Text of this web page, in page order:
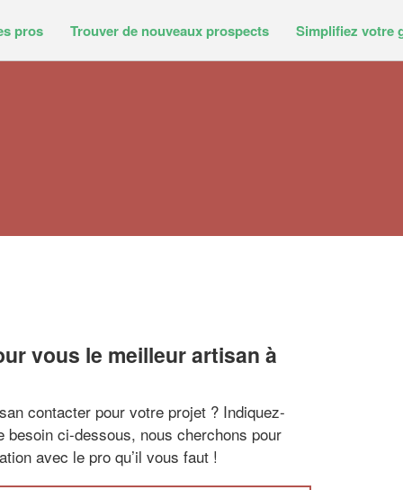
pros Trouver de nouveaux prospects Simplifiez votre
vous le meilleur artisan à
contacter pour votre projet ? Indiquez-
besoin ci-dessous, nous cherchons pour
avec le pro qu’il vous faut !